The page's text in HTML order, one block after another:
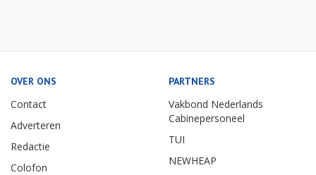
OVER ONS
Contact
Adverteren
Redactie
Colofon
PARTNERS
Vakbond Nederlands
Cabinepersoneel
TUI
NEWHEAP